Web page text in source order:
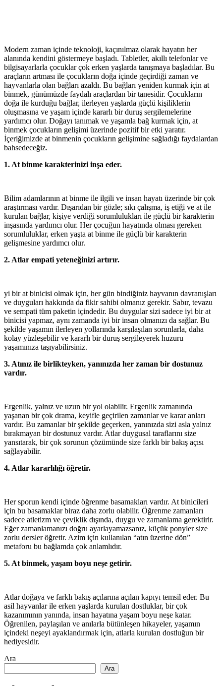
Modern zaman içinde teknoloji, kaçınılmaz olarak hayatın her
alanında kendini göstermeye başladı. Tabletler, akıllı telefonlar ve
bilgisayarlarla çocuklar çok erken yaşlarda tanışmaya başladılar. Bu
araçların artması ile çocukların doğa içinde geçirdiği zaman ve
hayvanlarla olan bağları azaldı. Bu bağları yeniden kurmak için at
binmek, günümüzde faydalı araçlardan bir tanesidir. Çocukların
doğa ile kurduğu bağlar, ilerleyen yaşlarda güçlü kişiliklerin
oluşmasına ve yaşam içinde kararlı bir duruş sergilemelerine
yardımcı olur. Doğayı tanımak ve yaşamla bağ kurmak için, at
binmek çocukların gelişimi üzerinde pozitif bir etki yaratır.
İçeriğimizde at binmenin çocukların gelişimine sağladığı faydalardan
bahsedeceğiz.
1. At binme karakterinizi inşa eder.
Bilim adamlarının at binme ile ilgili ve insan hayatı üzerinde bir çok
araştırması vardır. Dışarıdan bir gözle; sıkı çalışma, iş etiği ve at ile
kurulan bağlar, kişiye verdiği sorumlulukları ile güçlü bir karakterin
inşasında yardımcı olur. Her çocuğun hayatında olması gereken
sorumluluklar, erken yaşta at binme ile güçlü bir karakterin
gelişmesine yardımcı olur.
2. Atlar empati yeteneğinizi artırır.
yi bir at binicisi olmak için, her gün bindiğiniz hayvanın davranışları
ve duyguları hakkında da fikir sahibi olmanız gerekir. Sabır, tevazu
ve sempati tüm paketin içindedir. Bu duygular sizi sadece iyi bir at
binicisi yapmaz, aynı zamanda iyi bir insan olmanızı da sağlar. Bu
şekilde yaşamın ilerleyen yollarında karşılaşılan sorunlarla, daha
kolay yüzleşebilir ve kararlı bir duruş sergileyerek huzuru
yaşamınıza taşıyabilirsiniz.
3. Atınız ile birlikteyken, yanınızda her zaman bir dostunuz
vardır.
Ergenlik, yalnız ve uzun bir yol olabilir. Ergenlik zamanında
yaşanan bir çok drama, keyifle geçirilen zamanlar ve karar anları
vardır. Bu zamanlar bir şekilde geçerken, yanınızda sizi asla yalnız
bırakmayan bir dostunuz vardır. Atlar duygusal taraflarını size
yansıtarak, bir çok sorunun çözümünde size farklı bir bakış açısı
sağlayabilir.
4. Atlar kararlılığı öğretir.
Her sporun kendi içinde öğrenme basamakları vardır. At binicileri
için bu basamaklar biraz daha zorlu olabilir. Öğrenme zamanları
sadece atletizm ve çeviklik dışında, duygu ve zamanlama gerektirir.
Eğer zamanlamanızı doğru ayarlayamazsanız, küçük ponyler size
zorlu dersler öğretir. Azim için kullanılan “atın üzerine dön”
metaforu bu bağlamda çok anlamlıdır.
5. At binmek, yaşam boyu neşe getirir.
Atlar doğaya ve farklı bakış açılarına açılan kapıyı temsil eder. Bu
asil hayvanlar ile erken yaşlarda kurulan dostluklar, bir çok
kazanımının yanında, insan hayatına yaşam boyu neşe katar.
Öğrenilen, paylaşılan ve anılarla bütünleşen hikayeler, yaşamın
içindeki neşeyi ayaklandırmak için, atlarla kurulan dostluğun bir
hediyesidir.
Ara
Ara